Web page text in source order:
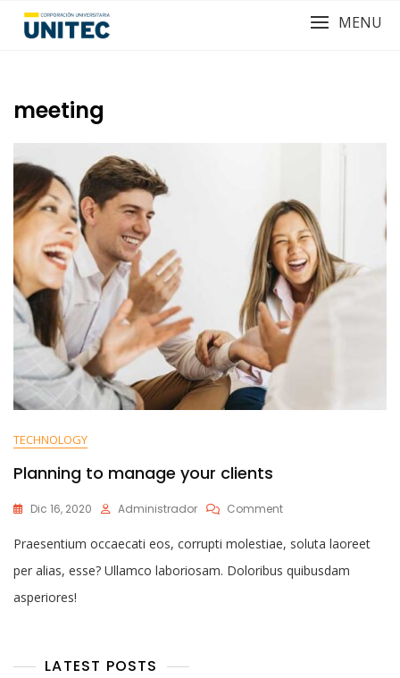
MENU
meeting
TECHNOLOGY
Planning to manage your clients
Dic 16, 2020 Administrador Comment
Praesentium occaecati eos, corrupti molestiae, soluta laoreet
per alias, esse? Ullamco laboriosam. Doloribus quibusdam
asperiores!
LATEST POSTS